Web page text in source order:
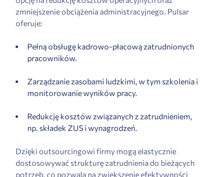
zmniejszenie obciążenia administracyjnego. Pulsar
oferuje:
Pełną obsługę kadrowo-płacową zatrudnionych
pracowników.
Zarządzanie zasobami ludzkimi, w tym szkolenia i
monitorowanie wyników pracy.
Redukcję kosztów związanych z zatrudnieniem,
np. składek ZUS i wynagrodzeń.
Dzięki outsourcingowi firmy mogą elastycznie
dostosowywać strukturę zatrudnienia do bieżących
potrzeb, co pozwala na zwiększenie efektywności